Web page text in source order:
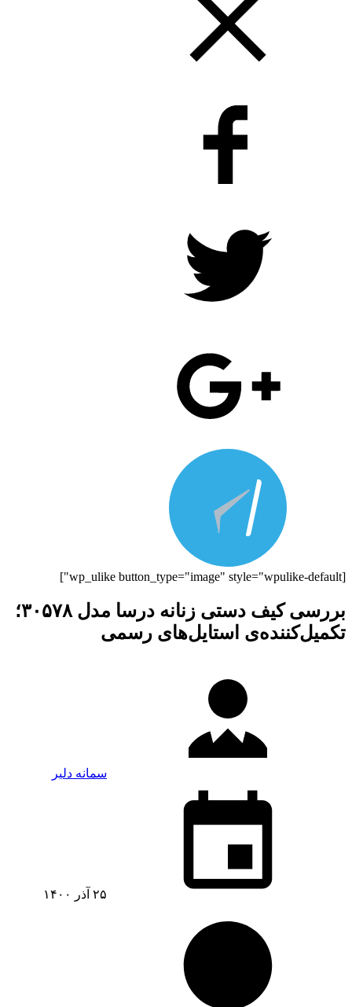
[wp_ulike button_type="image" style="wpulike-default"]
بررسی کیف دستی زنانه درسا مدل ۳۰۵۷۸؛
تکمیل‌کننده‌ی استایل‌های رسمی
سمانه دلیر
۲۵ آذر ۱۴۰۰